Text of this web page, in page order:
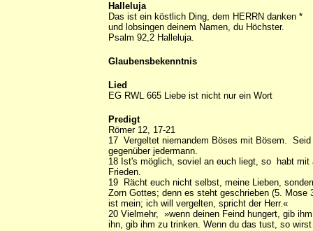
Halleluja
Das ist ein köstlich Ding, dem HERRN danken *
und lobsingen deinem Namen, du Höchster.
Psalm 92,2 Halleluja.
Glaubensbekenntnis
Lied
EG RWL 665 Liebe ist nicht nur ein Wort
Predigt
Römer 12, 17-21
17 Vergeltet niemandem Böses mit Bösem. Seid
gegenüber jedermann.
18 Ist's möglich, soviel an euch liegt, so habt mit
Frieden.
19 Rächt euch nicht selbst, meine Lieben,
Zorn Gottes; denn es steht geschrieben (5. Mose
ist mein; ich will vergelten, spricht der Herr.«
20 Vielmehr, »wenn deinen Feind hungert, gib
ihn, gib ihm zu trinken. Wenn du das tust, so